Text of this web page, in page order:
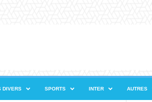
DIVERS SPORTS INTER AUTRES